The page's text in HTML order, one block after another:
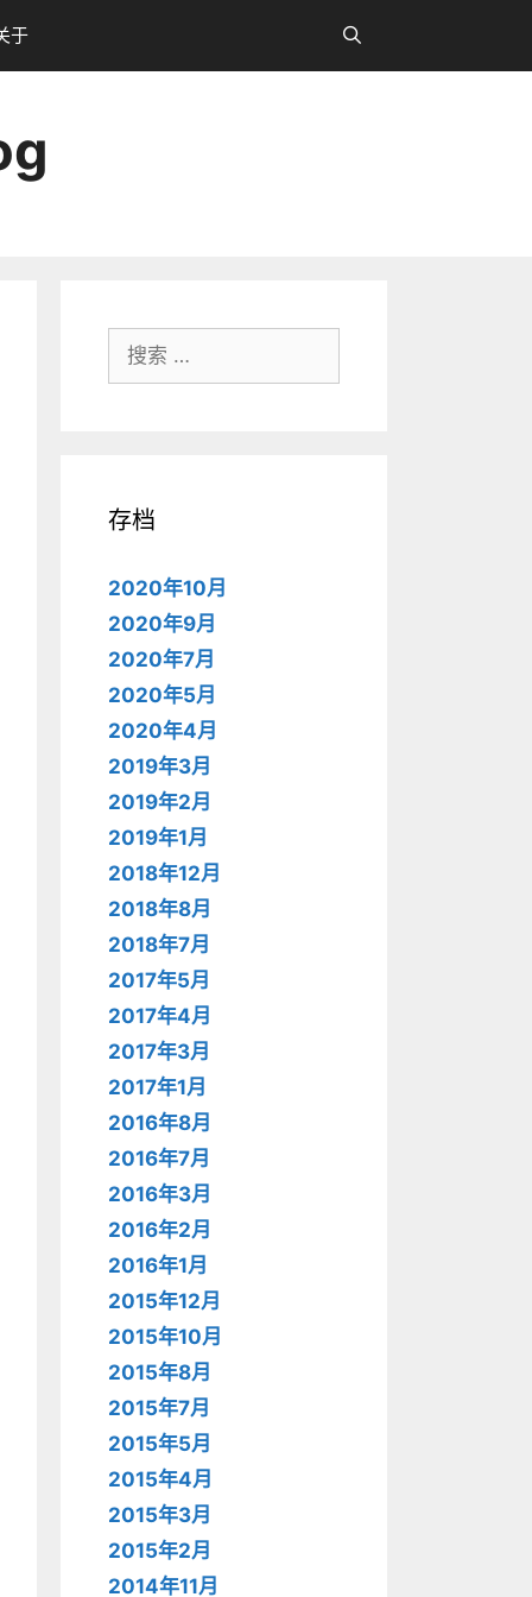
于
索：
存档
2020年10月
2020年9月
2020年7月
2020年5月
2020年4月
2019年3月
2019年2月
2019年1月
2018年12月
2018年8月
2018年7月
2017年5月
2017年4月
2017年3月
2017年1月
2016年8月
2016年7月
2016年3月
2016年2月
2016年1月
2015年12月
2015年10月
2015年8月
2015年7月
2015年5月
2015年4月
2015年3月
2015年2月
2014年11月